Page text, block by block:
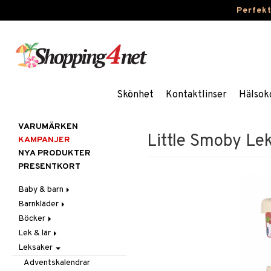
Skönhet Kontaktlinser
Little Smoby
VARUMÄRKEN
KAMPANJER
NYA PRODUKTER
PRESENTKORT
Baby & barn
Accessoarer
För håret
Hattar & Mössor
Övrigt
Plånböcker
Aktivitet
Babygym
Babysitters
Bit & Skallra
Äta
Barnservis
Haklappar
Badrockar & Handdukar
Barnvagnstillbehör
Barnkläder
Accessoarer
Kepsar & Solhattar
Badkläder & UV-kläder
Klänningar
Nederdelar
Böcker
Dagböcker
Läs & Lär
Målarböcker
Lek & lär
Experiment
Inlärningsspel
Leksaker
Adventskalendrar